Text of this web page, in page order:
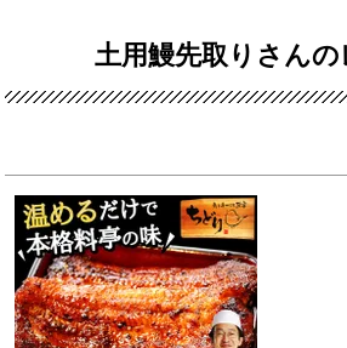
土用鰻先取りさん